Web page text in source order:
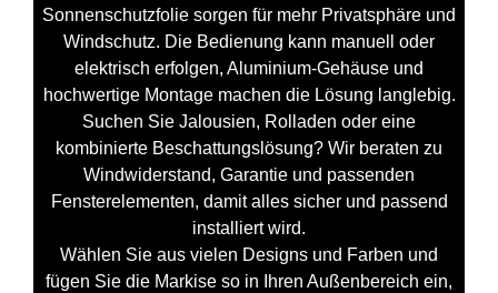
Sonnenschutzfolie sorgen für mehr Privatsphäre und
Windschutz. Die Bedienung kann manuell oder
elektrisch erfolgen, Aluminium-Gehäuse und
hochwertige Montage machen die Lösung langlebig.
Suchen Sie Jalousien, Rolladen oder eine
kombinierte Beschattungslösung? Wir beraten zu
Windwiderstand, Garantie und passenden
Fensterelementen, damit alles sicher und passend
installiert wird.
Wählen Sie aus vielen Designs und Farben und
fügen Sie die Markise so in Ihren Außenbereich ein,